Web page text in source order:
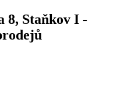
8, Staňkov I -